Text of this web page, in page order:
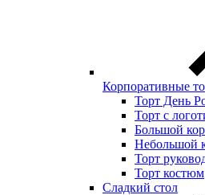
Корпоративные
Торт День
Торт с
Большой
Небольшой
Торт
Торт костюм
Сладкий стол